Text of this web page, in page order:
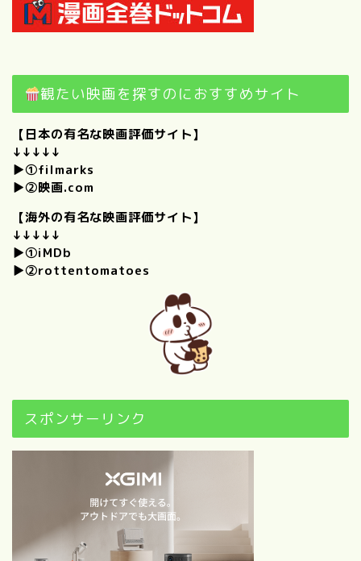
観たい映画を探すのにおすすめサイト
【日本の有名な映画評価サイト】
↓↓↓↓↓
▶①filmarks
▶②映画.com
【海外の有名な映画評価サイト】
↓↓↓↓↓
▶①iMDb
▶②rottentomatoes
スポンサーリンク
僕のときめくもの。｜けんい
【自己紹介】100の質問に答
えてみた！（前編）
【自己紹介】100の質問に答
えてみた！（後編）
歴代映画興行収入ランキング
ベスト100｜【随時更新】映
1960以前～2010年代別｜映
画ファンが選ぶ感動・興奮の